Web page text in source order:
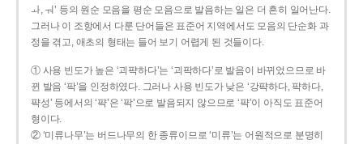
ㅘ, ㅝ’ 등의 원순 모음을 평순 모음으로 발음하는 일은 더 흔히 일어난다.
그러나 이 조항에서 다룬 단어들은 표준어 지역에서도 모음의 단순화 과
정을 겪고, 애초의 형태는 들어 보기 어렵게 된 것들이다.
① 사용 빈도가 높은 ‘괴퍅하다’는 ‘괴팍하다’로 발음이 바뀌었으므로 바
뀐 발음 ‘팍’을 인정하였다. 그러나 사용 빈도가 낮은 ‘강퍅하다, 퍅하다,
퍅성’ 등에서의 ‘퍅’은 ‘팍’으로 발음되지 않으므로 ‘퍅’이 아직도 표준어
형이다.
② ‘미류나무’는 버드나무의 한 종류이므로 ‘미류’는 어원적으로 분명히